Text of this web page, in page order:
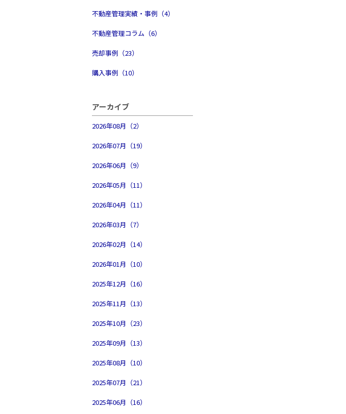
不動産管理実績・事例（4）
不動産管理コラム（6）
売却事例（23）
購入事例（10）
アーカイブ
2026年08月（2）
2026年07月（19）
2026年06月（9）
2026年05月（11）
2026年04月（11）
2026年03月（7）
2026年02月（14）
2026年01月（10）
2025年12月（16）
2025年11月（13）
2025年10月（23）
2025年09月（13）
2025年08月（10）
2025年07月（21）
2025年06月（16）